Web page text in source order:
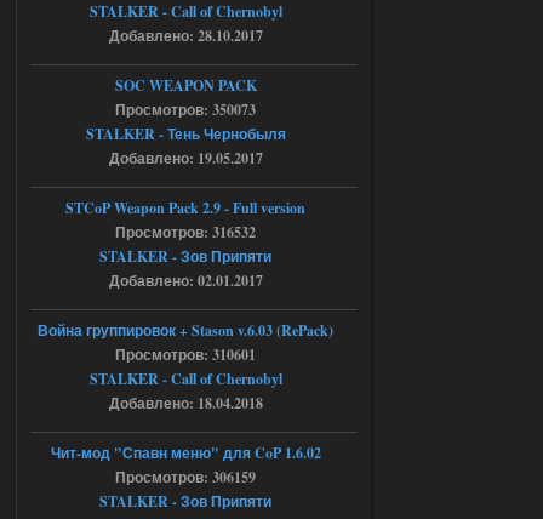
[05.08.26
20:23:10.934] [17468]
[error]Expression : FATAL ERROR
[error]Function :
CScriptEngine::lua_pcall_failed
[error]File : D:\a\OGSR-
Engine\OGSR-
Engine\ogsr_engine\COMMON_AI\scrip
t_engine.cpp
[error]Line : 75
[error]Description :
[CScriptEngine::lua_pcall_failed]: ... -
shadow of
chernobyl\gamedata\scripts\xr_camper.sc
ript:510: attempt to index local 'manager'
(a nil value)
Вылет после захода в Припять.
Ответить ➤
Скованные одной цепью
18:37
r4908778
с избавлением от баласта,
доходяга.
STALKER - Call of Chernobyl
Добавлено: 28.10.2017
SOC WEAPON PACK
Просмотров: 350073
STALKER - Тень Чернобыля
Добавлено: 19.05.2017
STCoP Weapon Pack 2.9 - Full version
Просмотров: 316532
STALKER - Зов Припяти
Добавлено: 02.01.2017
Война группировок + Stason v.6.03 (RePack)
Просмотров: 310601
STALKER - Call of Chernobyl
Добавлено: 18.04.2018
Чит-мод "Спавн меню" для CoP 1.6.02
Просмотров: 306159
STALKER - Зов Припяти